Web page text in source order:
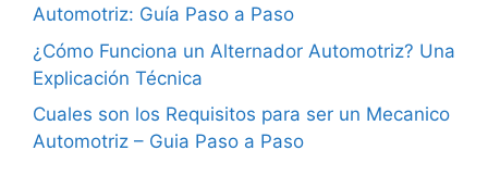
Automotriz: Guía Paso a Paso
¿Cómo Funciona un Alternador Automotriz? Una
Explicación Técnica
Cuales son los Requisitos para ser un Mecanico
Automotriz – Guia Paso a Paso